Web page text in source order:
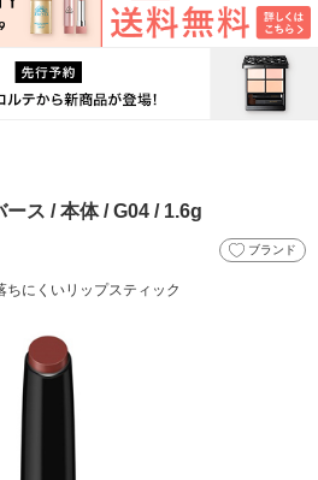
ス / 本体 / G04 / 1.6g
ブランド
ちにくいリップスティック